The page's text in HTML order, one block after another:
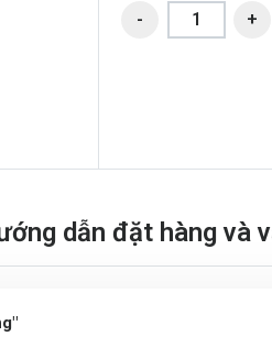
dẫn đặt hàng và